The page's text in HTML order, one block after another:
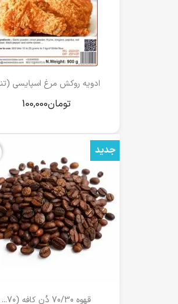
ادویه روکش مرغ اسپایسی
‎تومان100,000
قهوه 70/30 دُن کافه (70...
جدید